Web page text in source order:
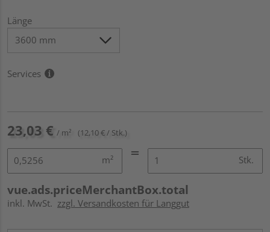
Länge
Services
23,03 € / m² (12,10 € / Stk.)
m² Stk.
vue.ads.priceMerchantBox.total
inkl. MwSt. zzgl. Versandkosten für Langgut